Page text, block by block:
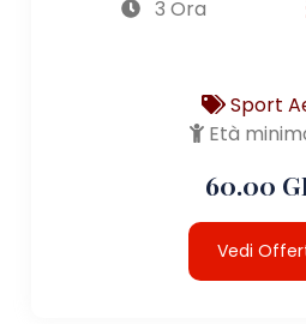
3 Ora
Sport
Età
60.00
Vedi